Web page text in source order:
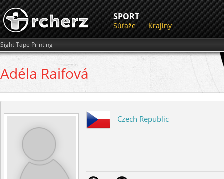
SPORT
Súťaže Krajiny
Sight Tape Printing
Adéla Raifová
Czech Republic